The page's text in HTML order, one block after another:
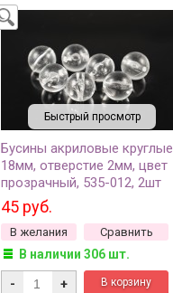
Быстрый просмотр
Бусины акриловые круглые
18мм, отверстие 2мм, цвет
прозрачный, 535-012, 2шт
45 руб.
В желания Сравнить
В наличии 306 шт.
- +